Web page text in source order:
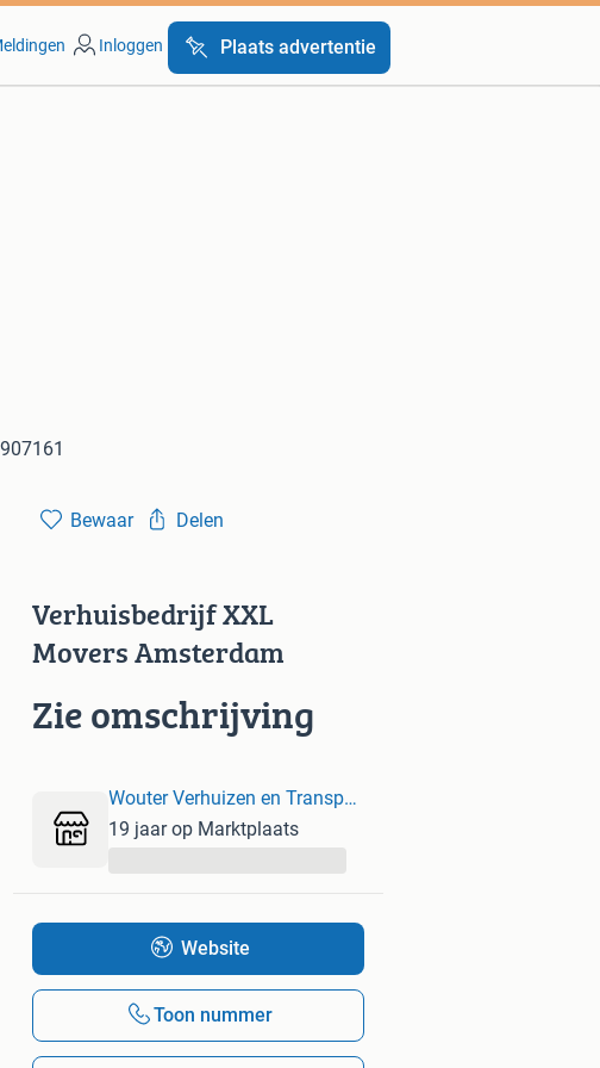
Inloggen Plaats advertentie
Bewaar Delen
Verhuisbedrijf XXL
Movers Amsterdam
Zie omschrijving
Wouter Verhuizen en Transport Amsterdam Verhuisbedrijf
19 jaar op Marktplaats
Website
Toon nummer